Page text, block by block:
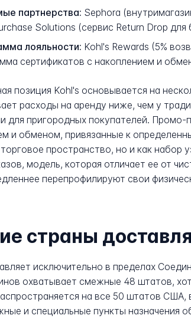
партнерства: Sephora
Solutions (сервис Return Drop
лояльности: Kohl's Rewards (5%
сертификатов с накоплением и
позиция Kohl's основывается на
расходы на аренду ниже, чем у
для пригородных покупателей.
и обменом, привязанные к
пространство, но и как набор
модель, которая отличает ее от
перепрофилируют свои
страны
исключительно в пределах
охватывает смежные 48 штатов,
на все 50 штатов США,
и специальные пункты назначения